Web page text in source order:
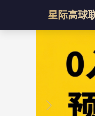
星际高球